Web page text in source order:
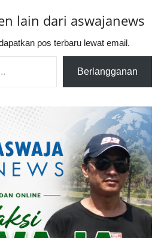
lain dari aswajanews
pos terbaru lewat email.
Berlangganan